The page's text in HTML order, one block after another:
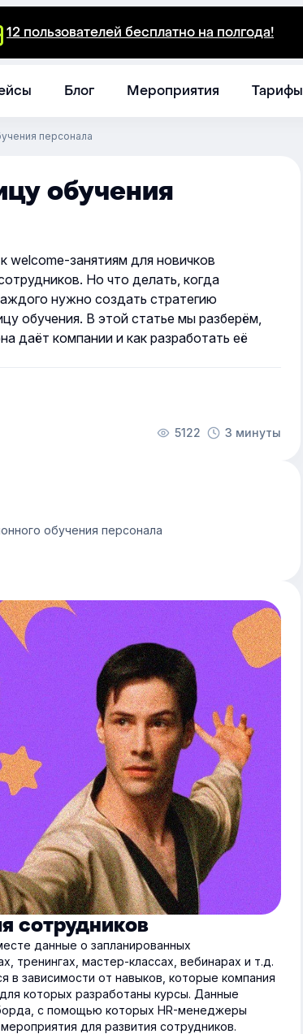
12 пользователей бесплатно на полгода!
Блог Мероприятия Тарифы
персонала
обучения
welcome-занятиям для новичков
Но что делать, когда
нужно создать стратегию
обучения. В этой статье мы разберём,
даёт компании и как разработать её
5122 3 минуты
обучения персонала
сотрудников
данные о запланированных
тренингах, мастер-классах, вебинарах и т.д.
в зависимости от навыков, которые компания
которых разработаны курсы. Данные
с помощью которых HR-менеджеры
для развития сотрудников.